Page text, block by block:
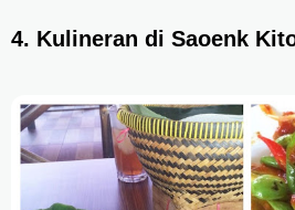
4. Kulineran di Saoenk